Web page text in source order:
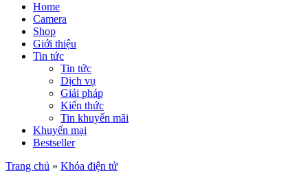
Home
Camera
Shop
Giới thiệu
Tin tức
Tin tức
Dịch vụ
Giải pháp
Kiến thức
Tin khuyến mãi
Khuyến mại
Bestseller
Trang chủ » Khóa điện tử